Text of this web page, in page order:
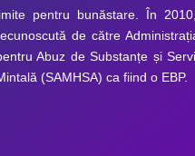
pentru bunăstare. În
de către
Abuz de Substanțe și
(SAMHSA) ca fiind o EBP.